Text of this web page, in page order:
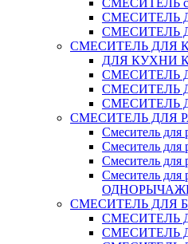
СМЕСИТЕЛЬ с
СМЕСИТЕЛЬ
СМЕСИТЕЛЬ
СМЕСИТЕЛЬ ДЛЯ
ДЛЯ КУХНИ
СМЕСИТЕЛЬ
СМЕСИТЕЛЬ
СМЕСИТЕЛЬ
СМЕСИТЕЛЬ ДЛЯ
Смеситель
Смеситель
Смеситель
Смеситель для
СМЕСИТЕЛЬ ДЛЯ
СМЕСИТЕЛЬ
СМЕСИТЕЛЬ